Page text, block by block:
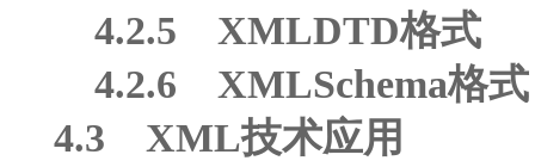
4.2.5 XMLDTD格式
4.2.6 XMLSchema格式
4.3 XML技术应用